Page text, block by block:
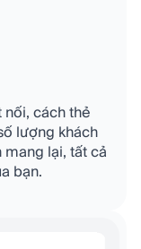
cách thẻ
lượng khách
lại, tất cả
bạn.